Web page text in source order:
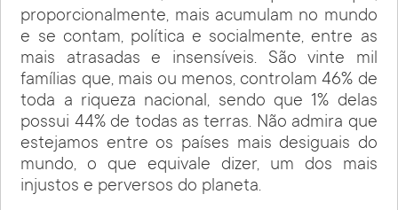
proporcionalmente, mais acumulam no mundo
e se contam, política e socialmente, entre as
mais atrasadas e insensíveis. São vinte mil
famílias que, mais ou menos, controlam 46% de
toda a riqueza nacional, sendo que 1% delas
possui 44% de todas as terras. Não admira que
estejamos entre os países mais desiguais do
mundo, o que equivale dizer, um dos mais
injustos e perversos do planeta.